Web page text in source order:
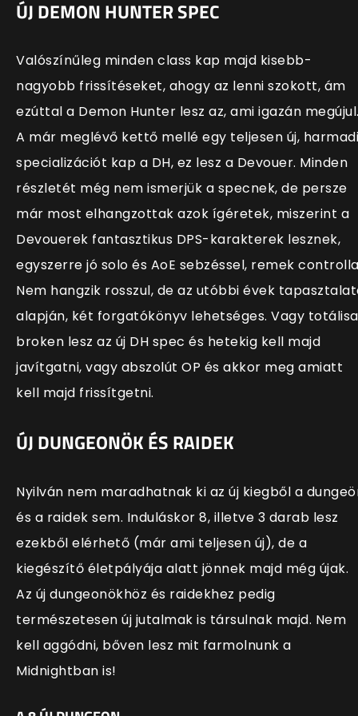
ÚJ DEMON HUNTER SPEC
Valószínűleg minden class kap majd kisebb-
nagyobb frissítéseket, ahogy az lenni szokott, ám
ezúttal a Demon Hunter lesz az, ami igazán
A már meglévő kettő mellé egy teljesen új,
specializációt kap a DH, ez lesz a Devouer. Minden
részletét még nem ismerjük a specnek, de persze
már most elhangzottak azok ígéretek, miszerint a
Devouerek fantasztikus DPS-karakterek lesznek,
egyszerre jó solo és AoE sebzéssel, remek
Nem hangzik rosszul, de az utóbbi évek
alapján, két forgatókönyv lehetséges. Vagy
broken lesz az új DH spec és hetekig kell majd
javítgatni, vagy abszolút OP és akkor meg amiatt
kell majd frissítgetni.
ÚJ DUNGEONÖK ÉS RAIDEK
Nyilván nem maradhatnak ki az új kiegből a
és a raidek sem. Induláskor 8, illetve 3 darab lesz
ezekből elérhető (már ami teljesen új), de a
kiegészítő életpályája alatt jönnek majd még újak.
Az új dungeonökhöz és raidekhez pedig
természetesen új jutalmak is társulnak majd. Nem
kell aggódni, bőven lesz mit farmolnunk a
Midnightban is!